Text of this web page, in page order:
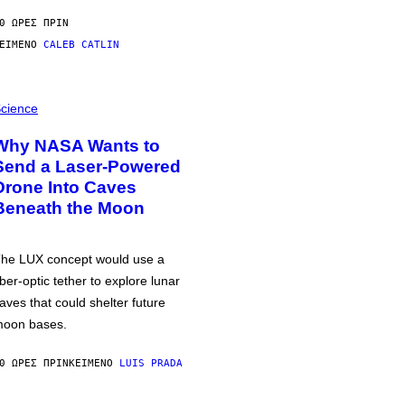
ΏΡΕΣ ΠΡΙΝ
CALEB CATLIN
NASA Wants to
a Laser-Powered
Into Caves
the Moon
LUX concept would use a
optic tether to explore lunar
that could shelter future
bases.
ΏΡΕΣ ΠΡΙΝΚΕΊΜΕΝΟ LUIS PRADA